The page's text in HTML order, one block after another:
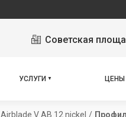
Советская
УСЛУГИ ЦЕНЫ
Airblade V AB 12 nickel /